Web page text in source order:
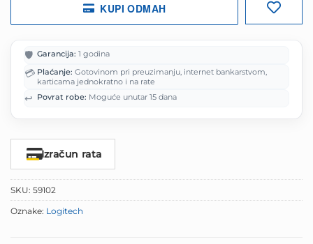
KUPI ODMAH
🛡️ Garancija: 1 godina
💳 Plaćanje: Gotovinom pri preuzimanju, internet bankarstvom,
karticama jednokratno i na rate
↩️ Povrat robe: Moguće unutar 15 dana
Izračun rata
SKU: 59102
Oznake: Logitech